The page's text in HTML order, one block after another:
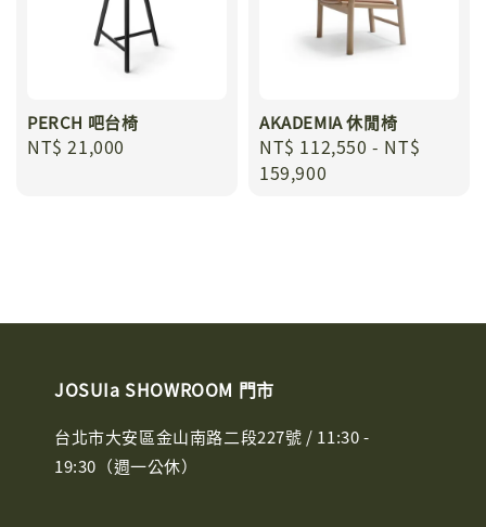
PERCH 吧台椅
Regular
NT$ 21,000
AKADEMIA 休閒椅
Regular
price
NT$ 112,550 - NT$
159,900
JOSUIa SHOWROOM 門市
台北市大安區金山南路二段227號 / 11:30 -
19:30（週一公休）